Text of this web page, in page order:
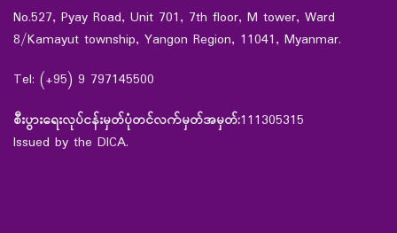
No.527, Pyay Road, Unit 701, 7th floor, M tower, Ward
8/Kamayut township, Yangon Region, 11041, Myanmar.
Tel: (+95) 9 797145500
စီးပွားရေးလုပ်ငန်းမှတ်ပုံတင်လက်မှတ်အမှတ်:111305315
Issued by the DICA.